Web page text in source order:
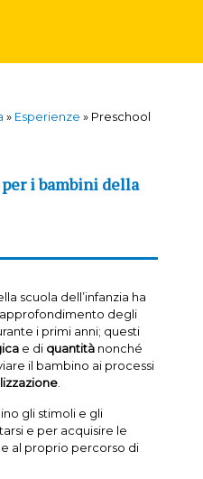
» Esperienze » Preschool
i bambini della
scuola dell’infanzia ha
degli
i primi anni; questi
e di quantitànonché
il bambino ai processi
.
gli stimoli e gli
e per acquisire le
al proprio percorso di